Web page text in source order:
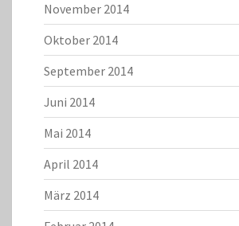
November 2014
Oktober 2014
September 2014
Juni 2014
Mai 2014
April 2014
März 2014